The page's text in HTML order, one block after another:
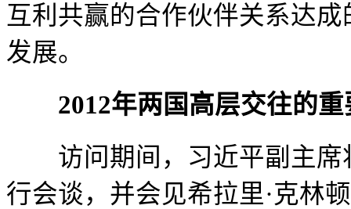
互利共赢的合作伙伴关系达
发展。
2012年两国高层交往的重
访问期间，习近平副主席
行会谈，并会见希拉里·克林